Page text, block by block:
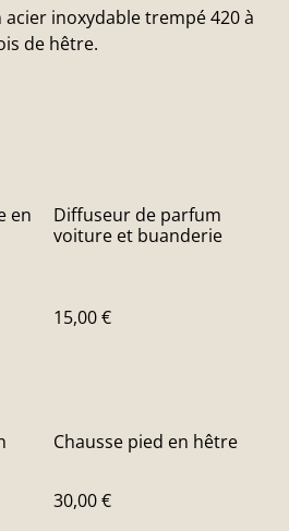
inoxydable trempé 420 à
de hêtre.
en
Diffuseur de parfum
voiture et buanderie
15,00 €
Chausse pied en hêtre
30,00 €